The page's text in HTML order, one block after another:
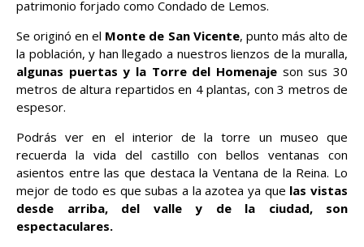
patrimonio forjado como Condado de Lemos.
Se originó en el Monte de San Vicente, punto más alto de
la población, y han llegado a nuestros lienzos de la muralla,
algunas puertas y la Torre del Homenaje son sus 30
metros de altura repartidos en 4 plantas, con 3 metros de
espesor.
Podrás ver en el interior de la torre un museo que
recuerda la vida del castillo con bellos ventanas con
asientos entre las que destaca la Ventana de la Reina. Lo
mejor de todo es que subas a la azotea ya que las vistas
desde arriba, del valle y de la ciudad, son
espectaculares.